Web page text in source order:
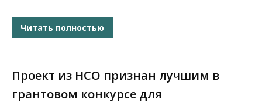
Читать полностью
Проект из НСО признан лучшим в
грантовом конкурсе для